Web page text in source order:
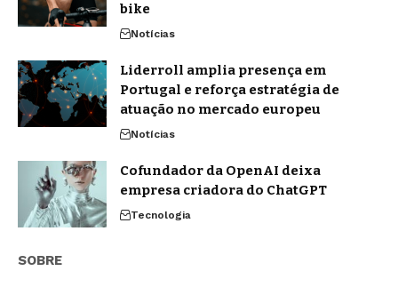
bike
Notícias
Liderroll amplia presença em
Portugal e reforça estratégia de
atuação no mercado europeu
Notícias
Cofundador da OpenAI deixa
empresa criadora do ChatGPT
Tecnologia
SOBRE